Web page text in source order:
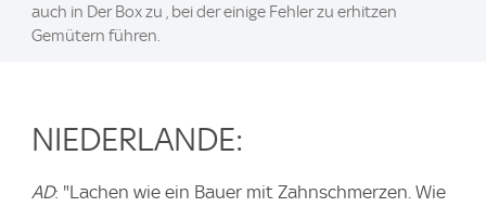
auch in Der Box zu , bei der einige Fehler zu erhitzen
Gemütern führen.
NIEDERLANDE:
AD: "Lachen wie ein Bauer mit Zahnschmerzen. Wie